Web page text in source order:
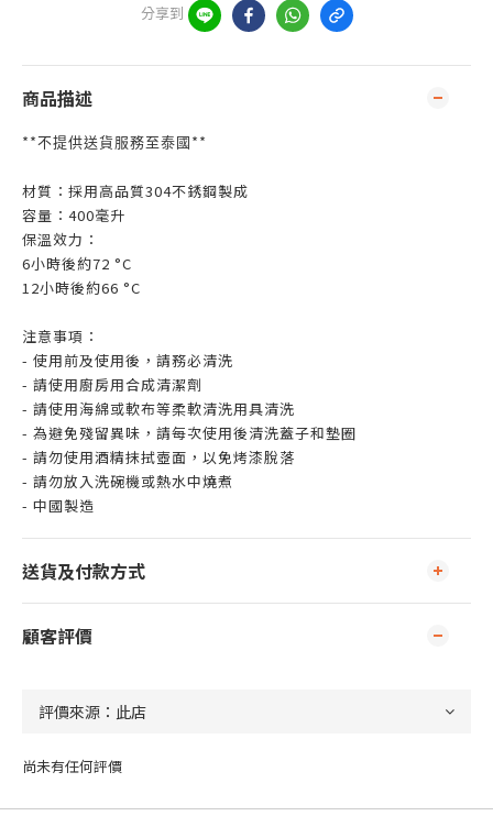
分享到
商品描述
**不提供送貨服務至泰國 **
材質：採用高品質304不銹鋼製成
容量：400毫升
保溫效力：
6小時後約72 °C
12小時後約66 °C
注意事項：
- 使用前及使用後，請務必清洗
- 請使用廚房用合成清潔劑
- 請使用海綿或軟布等柔軟清洗用具清洗
- 為避免殘留異味，請每次使用後清洗蓋子和墊圈
- 請勿使用酒精抹拭壺面，以免烤漆脫落
- 請勿放入洗碗機或熱水中燒煮
- 中國製造
送貨及付款方式
顧客評價
尚未有任何評價